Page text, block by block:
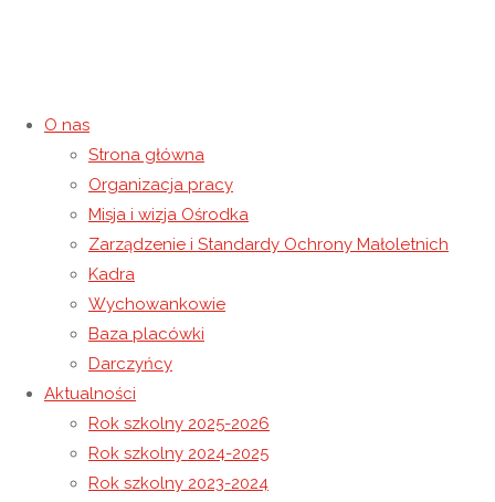
O nas
Strona główna
Organizacja pracy
Misja i wizja Ośrodka
Zarządzenie i Standardy Ochrony Małoletnich
Kadra
Wychowankowie
Baza placówki
Darczyńcy
Aktualności
Rok szkolny 2025-2026
Rok szkolny 2024-2025
Rok szkolny 2023-2024
Światowy Dzień Świadomości
Autyzmu
2 kwietnia 202510 kwietnia 2025
Strona główna Rok szkolny 2024-2025
Świadomości Autyzmu